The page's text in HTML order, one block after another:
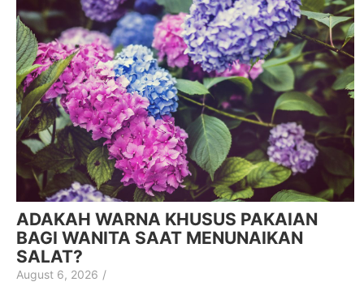
ADAKAH WARNA KHUSUS PAKAIAN
BAGI WANITA SAAT MENUNAIKAN
SALAT?
August 6, 2026 /